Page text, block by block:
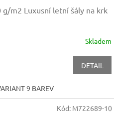
g/m2 Luxusní letní šály na krk
Skladem
DETAIL
9 BAREV
Kód: M722689-10